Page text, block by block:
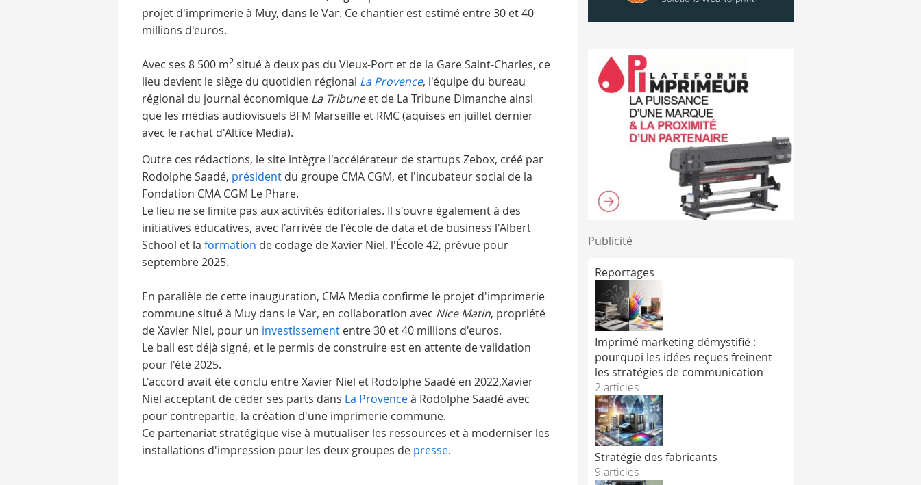
projet d'imprimerie à Muy, dans le Var. Ce chantier est estimé entre 30 et 40
millions d'euros.
Avec ses 8 500 m2 situé à deux pas du Vieux-Port et de la Gare Saint-Charles, ce
lieu devient le siège du quotidien régional La Provence, l'équipe du bureau
régional du journal économique La Tribuneet de La Tribune Dimanche ainsi
que les médias audiovisuels BFM Marseille et RMC (aquises en juillet dernier
avec le rachat d'Altice Media).
Outre ces rédactions, le site intègre l'accélérateur de startups Zebox, créé par
Rodolphe Saadé, président du groupe CMA CGM, et l'incubateur social de la
Fondation CMA CGM Le Phare.
Le lieu ne se limite pas aux activités éditoriales. Il s'ouvre également à des
initiatives éducatives, avec l'arrivée de l'école de data et de business l'Albert
School et la formation de codage de Xavier Niel, l'École 42, prévue pour
septembre 2025.
En parallèle de cette inauguration, CMA Media confirme le projet d'imprimerie
commune situé à Muy dans le Var, en collaboration avec Nice Matin, propriété
de Xavier Niel, pour un investissement entre 30 et 40 millions d'euros.
Le bail est déjà signé, et le permis de construire est en attente de validation
pour l'été 2025.
L'accord avait été conclu entre Xavier Niel et Rodolphe Saadé en 2022,Xavier
Niel acceptant de céder ses parts dans La Provenceà Rodolphe Saadé avec
pour contrepartie, la création d'une imprimerie commune.
Ce partenariat stratégique vise à mutualiser les ressources et à moderniser les
installations d'impression pour les deux groupes de presse.
Publicité
Reportages
Imprimé marketing démystifié :
pourquoi les idées reçues freinent
les stratégies de communication
2 articles
Stratégie des fabricants
9 articles